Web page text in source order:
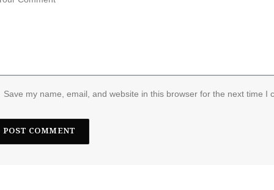
Save my name, email, and website in this browser for the next time I